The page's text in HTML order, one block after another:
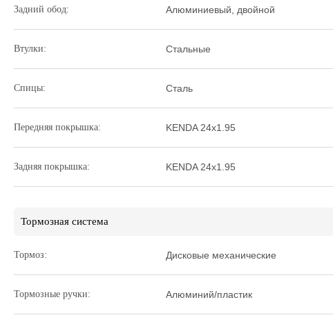
Задний обод: Алюминиевый, двойной
Втулки: Стальные
Спицы: Сталь
Передняя покрышка: KENDA 24x1.95
Задняя покрышка: KENDA 24x1.95
Тормозная система
Тормоз: Дисковые механические
Тормозные ручки: Алюминий/пластик